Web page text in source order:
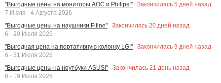
"Выгодные цены на мониторы AOC и Philips!"
Закончилась 5 дней назад
7 Июля - 4 Августа 2026
"Выгодные цены на наушники Fifine"
Закончилась 20 дней назад
6 - 20 Июля 2026
"Выгодная цена на портативную колонку LG!"
Закончилась 9 дней назад
6 - 31 Июля 2026
"Выгодные цены на ноутбуки ASUS!"
Закончилась 21 день назад
6 - 19 Июля 2026